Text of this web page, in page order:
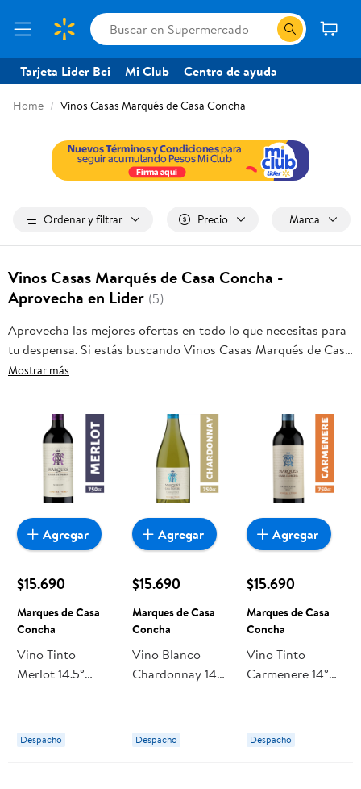
Tarjeta Lider Bci Mi Club Centro de ayuda
Home Vinos Casas Marqués de Casa Concha
Ordenar y filtrar Precio Marca
Vinos Casas Marqués de Casa Concha -
Aprovecha en Lider (5)
Aprovecha las mejores ofertas en todo lo que necesitas para
tu despensa. Si estás buscando Vinos Casas Marqués de Casa
Concha, frutas frescas, carnes, pan o productos para el
esta oportunidad sea realmente conveniente para ti y tu
familia.
Mostrar más
$15.690
Marques de Casa
Concha
Vino Tinto
Merlot 14.5°
Concha
Despacho
Agregar
$15.690
Marques de Casa
Concha
Vino Blanco
Chardonnay 14°
Concha
Despacho
Agregar
$15.690
Marques de Casa
Concha
Vino Tinto
Carmenere 14°
Concha
Despacho
Agregar